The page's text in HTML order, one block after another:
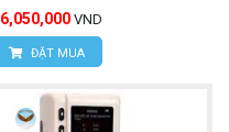
VND
ĐẶT MUA